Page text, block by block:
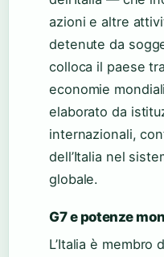
azioni e altre
detenute da
colloca il paese
economie
elaborato da
internazionali,
dell’Italia nel
globale.
G7 e potenze
L’Italia è membro